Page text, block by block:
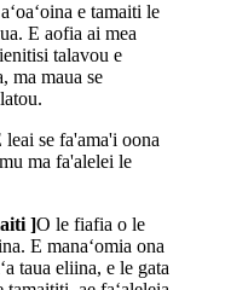
e tamaiti le
E aofia ai mea
talavou e
ma maua se
leai se fa'ama'i oona
ma fa'alelei le
]O le fiafia o le
E manaʻomia ona
taua eliina, e le gata